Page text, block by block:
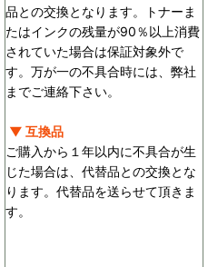
品との交換となります。トナーま
たはインクの残量が90％以上消費
されていた場合は保証対象外で
す。万が一の不具合時には、弊社
までご連絡下さい。
▼ 互換品
ご購入から１年以内に不具合が生
じた場合は、代替品との交換とな
ります。代替品を送らせて頂きま
す。